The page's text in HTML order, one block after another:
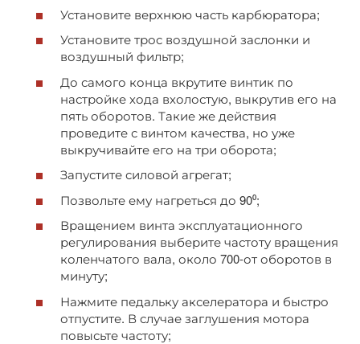
Установите верхнюю часть карбюратора;
Установите трос воздушной заслонки и
воздушный фильтр;
До самого конца вкрутите винтик по
настройке хода вхолостую, выкрутив его на
пять оборотов. Такие же действия
проведите с винтом качества, но уже
выкручивайте его на три оборота;
Запустите силовой агрегат;
Позвольте ему нагреться до 90⁰;
Вращением винта эксплуатационного
регулирования выберите частоту вращения
коленчатого вала, около 700-от оборотов в
минуту;
Нажмите педальку акселератора и быстро
отпустите. В случае заглушения мотора
повысьте частоту;